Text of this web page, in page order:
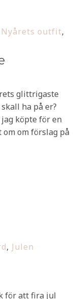
Nyårets outfit,
glittrigaste
ha på er?
köpte för en
om om förslag på
, Julen
för att fira jul